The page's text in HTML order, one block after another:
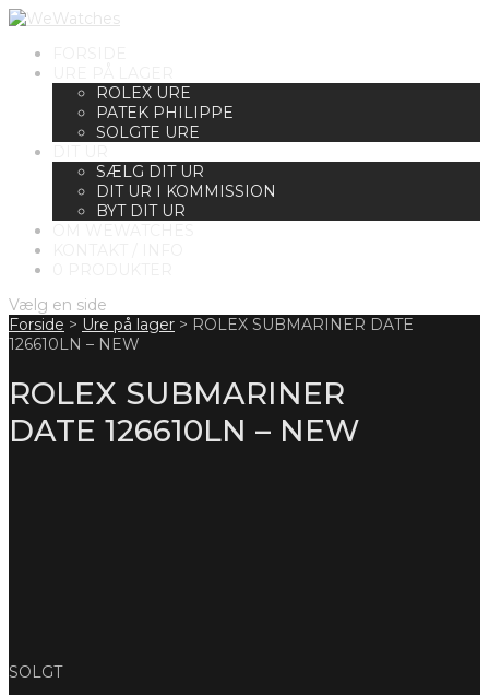
ROLEX URE
PATEK PHILIPPE
SOLGTE URE
SÆLG DIT UR
DIT UR I KOMMISSION
BYT DIT UR
Vælg en side
Forside > Ure på lager > ROLEX SUBMARINER DATE
126610LN – NEW
ROLEX SUBMARINER
DATE 126610LN – NEW
SOLGT